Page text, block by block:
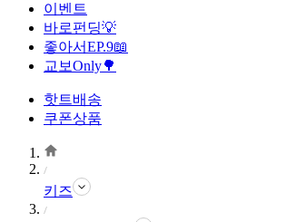
이벤트
바로펀딩💡
좋아서EP.9📖
교보Only🌳
핫트배송
쿠폰상품
키즈